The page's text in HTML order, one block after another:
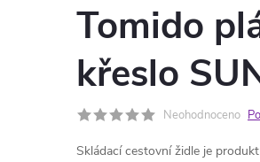
Tomido
křeslo
Neohodnoceno
Skládací cestovní židle je